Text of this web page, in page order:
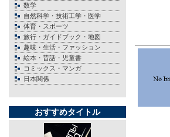
数学
自然科学・技術工学・医学
体育・スポーツ
旅行・ガイドブック・地図
趣味・生活・ファッション
絵本・昔話・児童書
コミックス・マンガ
日本関係
おすすめタイトル